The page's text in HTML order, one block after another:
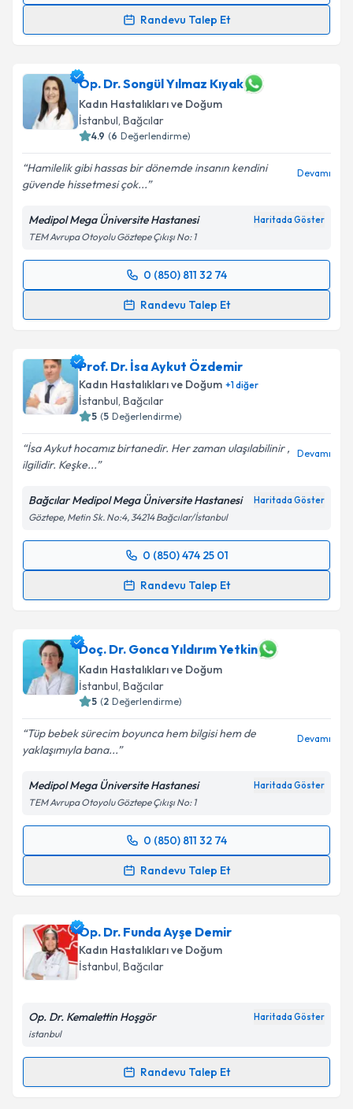
Takvim Talebini Gönder
0 (850) 811 32 74
Randevu Talep Et
Randevu Takvimi Talebi
Prof. Dr. Huriye Ayşe Parlakgümüş
takvimi talebi oluşturun. Size bu uzmandan randevu
almanız için bir takvim hazırlandığında e-posta ile
bilgilendireceğiz.
E-posta Adresiniz
Kişisel verilerimin işlenmesine ilişkin
Aydınlatma
Metni'ni okudum ve kişisel verilerimin belirtilen
Takvim Talebini Gönder
Op. Dr. Songül Yılmaz Kıyak
Kadın Hastalıkları ve Doğum
İstanbul ,Bağcılar
4.9 (6 Değerlendirme)
Hamilelik gibi hassas bir dönemde insanın kendini
Medipol Mega Üniversite Hastanesi
0 (850) 811 32 74
Randevu Talep Et
Randevu Takvimi Talebi
Op. Dr. Songül Yılmaz Kıyak
talebi oluşturun. Size bu uzmandan randevu almanız
için bir takvim hazırlandığında e-posta ile
bilgilendireceğiz.
E-posta Adresiniz
Kişisel verilerimin işlenmesine ilişkin
Metni'ni okudum ve kişisel verilerimin belirtilen
kapsamda işlenmesini kabul ediyorum.
Takvim Talebini Gönder
Prof. Dr. İsa Aykut Özdemir
Kadın Hastalıkları ve Doğum
İstanbul,Bağcılar
5 (5 Değerlendirme)
İsa Aykut hocamız birtanedir. Her zaman ulaşılabilinir ,
Bağcılar Medipol Mega Üniversite Hastanesi
0 (850) 474 25 01
Randevu Talep Et
Randevu Takvimi Talebi
Prof. Dr. İsa Aykut Özdemir
talebi oluşturun. Size bu uzmandan randevu almanız
için bir takvim hazırlandığında e-posta ile
bilgilendireceğiz.
E-posta Adresiniz
Kişisel verilerimin işlenmesine ilişkin
Aydınlatma
Metni'ni okudum ve kişisel verilerimin belirtilen
Takvim Talebini Gönder
Doç. Dr. Gonca Yıldırım Yetkin
Kadın Hastalıkları ve Doğum
İstanbul,Bağcılar
5 (2 Değerlendirme)
Tüp bebek sürecim boyunca hem bilgisi hem de
Medipol Mega Üniversite Hastanesi
0 (850) 811 32 74
Randevu Talep Et
Randevu Takvimi Talebi
Doç. Dr. Gonca Yıldırım Yetkin
talebi oluşturun. Size bu uzmandan randevu almanız
için bir takvim hazırlandığında e-posta ile
bilgilendireceğiz.
Kişisel verilerimin işlenmesine ilişkin
Metni'ni okudum ve kişisel verilerimin belirtilen
Op. Dr. Funda Ayşe Demir
Kadın Hastalıkları ve Doğum
Op. Dr. Kemalettin Hoşgör
Randevu Talep Et